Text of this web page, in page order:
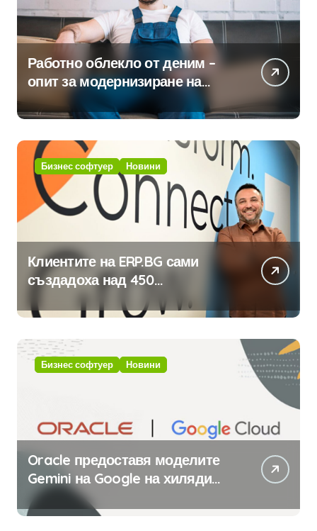
Работно облекло от деним –
опит за модернизиране на
традицията
Бизнес софтуер Новини
Клиентите на ERP.BG сами
създадоха над 450
приложения за ERP системата
с помощта на вградения в нея
изкуствен интелект
Бизнес софтуер Новини
Oracle предоставя моделите
Gemini на Google на хиляди
клиенти на бизнес
приложения